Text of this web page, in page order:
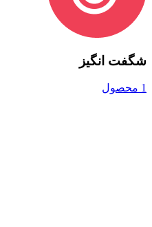
شگفت انگیز
1 محصول